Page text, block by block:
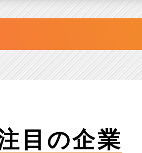
目の企業